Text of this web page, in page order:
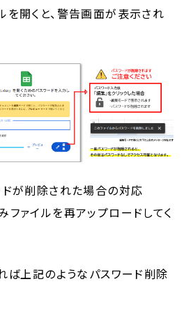
を開くと、警告画面が表示され
が削除された場合の対応
ァイルを再アップロードしてく
ば上記のようなパスワード削除